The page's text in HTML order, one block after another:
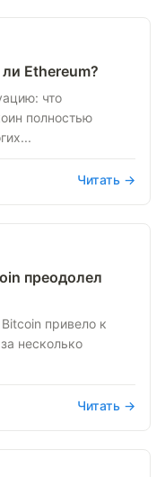
Ethereum?
что
полностью
Читать →
преодолел
привело к
несколько
Читать →